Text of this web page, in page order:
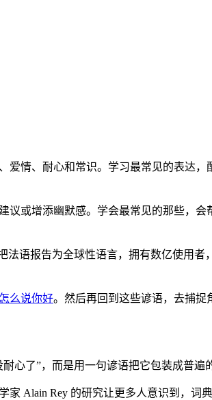
情、耐心和常识。学习最常见的表达
或增添幽默感。学会最常见的那些，
语报告为全球性语言，拥有数亿使用
么说你好。然后再回到这些谚语，去捕捉
心了”，而是用一句谚语把它包装成普遍
Alain Rey 的研究让更多人意识到，